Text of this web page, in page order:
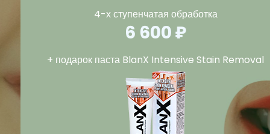
4-х ступенчатая обработка
6 600 ₽
+ подарок паста BlanX Intensive Stain Removal